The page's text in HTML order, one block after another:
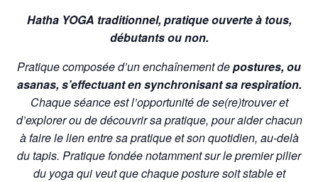
Hatha YOGA traditionnel, pratique ouverte à tous,
débutants ou non.
Pratique composée d’un enchaînement depostures, ou
asanas, s’effectuant en synchronisant sa respiration.
Chaque séance est l’opportunité de se(re)trouver et
d’explorer ou de découvrir sa pratique, pour aider chacun
à faire le lien entre sa pratique et son quotidien, au-delà
du tapis. Pratique fondée notamment sur le premier pilier
du yoga qui veut que chaque posture soit stable et